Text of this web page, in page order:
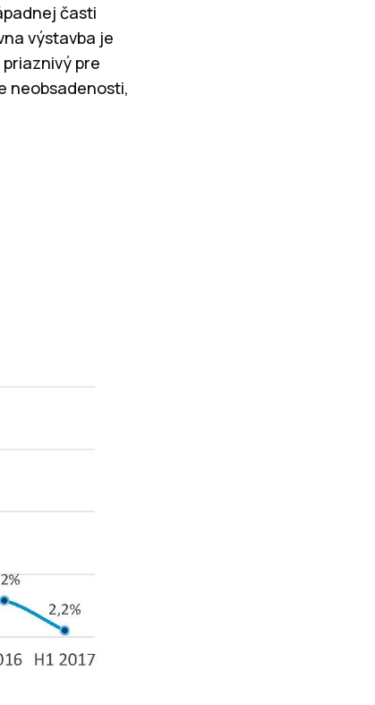
časti
výstavba je
pre
neobsadenosti,